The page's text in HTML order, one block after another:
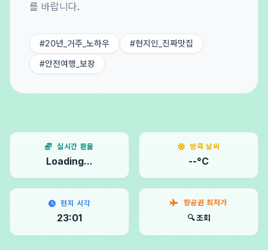
를 바랍니다.
#20년_거주_노하우
#현지인_진짜맛집
#안전여행_보장
실시간 환율
Loading...
방콕 날씨
--°C
현지 시각
23:01
항공권 최저가
🔍 조회